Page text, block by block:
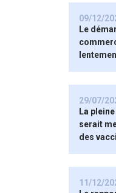
09/12/
Le
29/07/
La
serait
des
11/12/